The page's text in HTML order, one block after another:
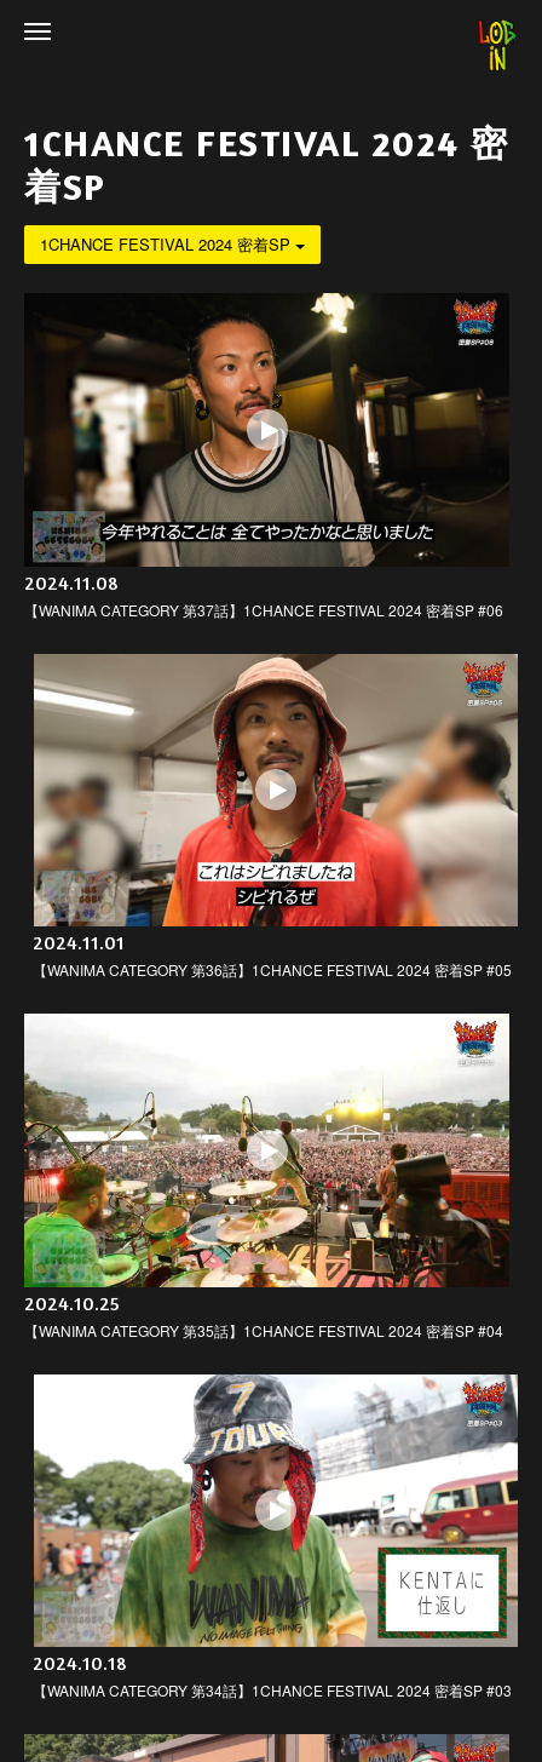
1CHANCE FESTIVAL 2024 密
着SP
1CHANCE FESTIVAL 2024 密着SP
2024.11.08
【WANIMA CATEGORY 第37話】1CHANCE FESTIVAL 2024 密着SP #06
2024.11.01
【WANIMA CATEGORY 第36話】1CHANCE FESTIVAL 2024 密着SP #05
2024.10.25
【WANIMA CATEGORY 第35話】1CHANCE FESTIVAL 2024 密着SP #04
2024.10.18
【WANIMA CATEGORY 第34話】1CHANCE FESTIVAL 2024 密着SP #03